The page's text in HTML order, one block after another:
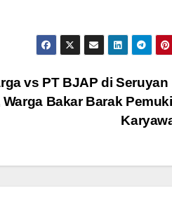
vs PT BJAP di Seruyan
Warga Bakar Barak